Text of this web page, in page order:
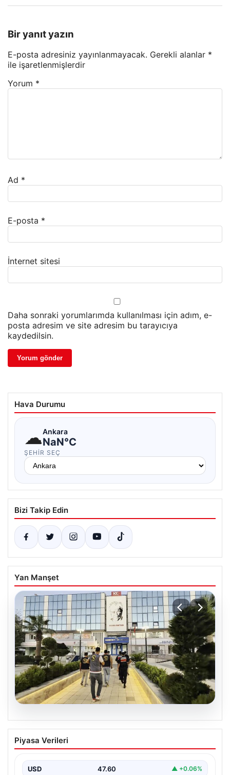
Bir yanıt yazın
E-posta adresiniz yayınlanmayacak. Gerekli alanlar *
ile işaretlenmişlerdir
Yorum *
Ad *
E-posta *
İnternet sitesi
Daha sonraki yorumlarımda kullanılması için adım, e-
posta adresim ve site adresim bu tarayıcıya
kaydedilsin.
Hava Durumu
☁Ankara
NaN°C
ŞEHIR SEÇ
Bizi Takip Edin
Yan Manşet
Menderes Belediyesi Hakkında
Soruşturmada Firari Başkan Yardımcısı
İzmir’de Menderes Belediyesi’ne yönelik
Piyasa Verileri
USD 47.60 ▲ +0.06%